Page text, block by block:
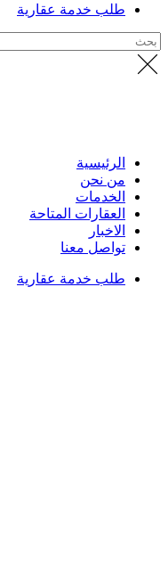
طلب خدمة عقارية
بحث
الرئيسية
من نحن
الخدمات
العقارات المتاحة
الاخبار
تواصل معنا
طلب خدمة عقارية